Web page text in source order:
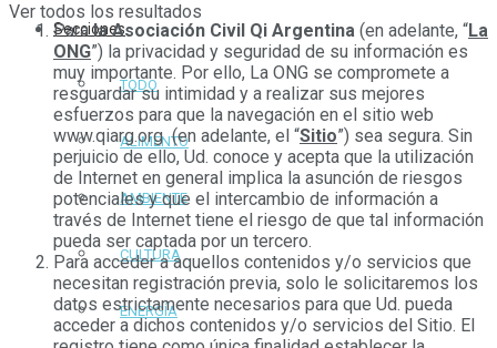
Secciones
TODO
ALIMENTO
AMBIENTE
CULTURA
ENERGÍA
Ver todos los resultados
Parala Asociación Civil Qi Argentina (en adelante, “La
ONG”) la privacidad y seguridad de su información es
muy importante. Por ello, La ONG se compromete a
resguardar su intimidad y a realizar sus mejores
esfuerzos para que la navegación en el sitio web
www.qiarg.org (en adelante, el “Sitio”) sea segura. Sin
perjuicio de ello, Ud. conoce y acepta que la utilización
de Internet en general implica la asunción de riesgos
potenciales y que el intercambio de información a
través de Internet tiene el riesgo de que tal información
pueda ser captada por un tercero.
Para acceder a aquellos contenidos y/o servicios que
necesitan registración previa, solo le solicitaremos los
datos estrictamente necesarios para que Ud. pueda
acceder a dichos contenidos y/o servicios del Sitio. El